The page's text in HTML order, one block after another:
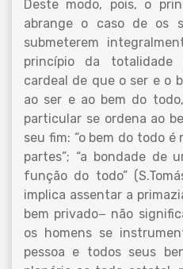
Deste modo, pois, o
abrange o caso de os
submeterem
princípio da
cardeal de que o ser e o
ao ser e ao bem do
particular se ordena ao
seu fim: “o bem do todo
partes”; “a bondade de
função do todo”
implica assentar a
bem privado− não
os homens se
pessoa e todos seus